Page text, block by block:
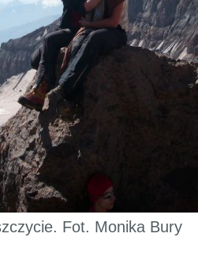
Fot. Monika Bury